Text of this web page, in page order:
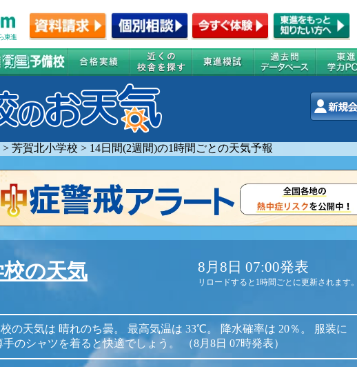
東進
> 芳賀北小学校 > 14日間(2週間)の1時間ごとの天気予報
の天気 8月8日 07:00発表
リロードすると1時間ごとに更新されます。
の天気は 晴れのち曇。 最高気温は 33℃。 降水確率は 20％。
服装に
手のシャツを着ると快適でしょう。 （8月8日 07時発表）